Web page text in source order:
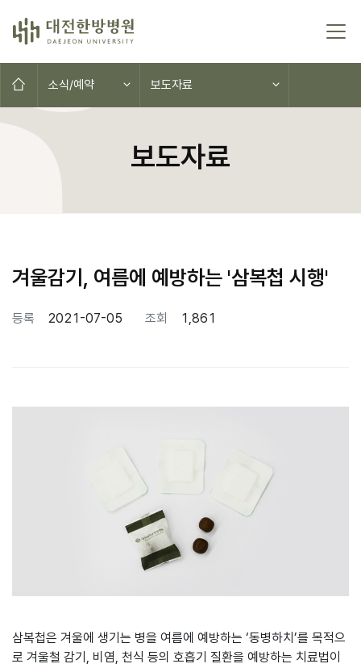
본문 바로가기
홈으로소식/예약 보도자료
보도자료
겨울감기, 여름에 예방하는 '삼복첩 시행'
등록 2021-07-05 조회 1,861
삼복첩은 겨울에 생기는 병을 여름에 예방하는 ‘동병하치’를 목적으
로 겨울철 감기, 비염, 천식 등의 호흡기 질환을 예방하는 치료법이